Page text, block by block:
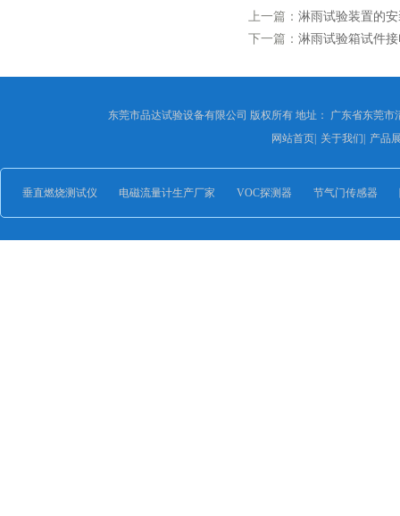
上一篇： 淋雨试验装置的
下一篇： 淋雨试验箱试件
东莞市品达试验设备有限公司 版权所有 地址： 广东省东莞
网站首页| 关于我们 产品
垂直燃烧测试仪 电磁流量计生产厂家 VOC探测器 节气门传感器